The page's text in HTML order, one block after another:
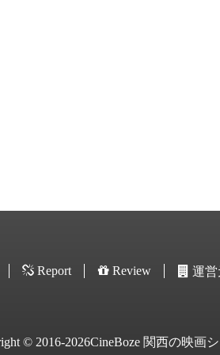
Report Review 運営
© 2016-2026CineBoze 関西の映画